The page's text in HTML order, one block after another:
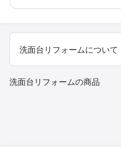
洗面台リフォームについて
洗面台リフォームの商品